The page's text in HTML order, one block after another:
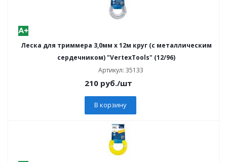
Леска для триммера 3,0мм х 12м круг (с металлическим
сердечником) "VertexTools" (12/96)
Артикул: 35133
210 руб./шт
В корзину